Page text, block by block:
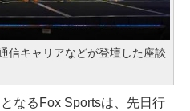
信キャリアなどが登壇した座談
なるFox Sportsは、先日行